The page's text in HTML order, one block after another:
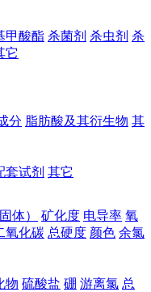
甲酸酯 杀菌剂 杀虫剂 杀
它
分 脂肪酸及其衍生物 其
套试剂 其它
体） 矿化度 电导率 氧
氧化碳 总硬度 颜色 余氯
物 硫酸盐 硼 游离氯 总